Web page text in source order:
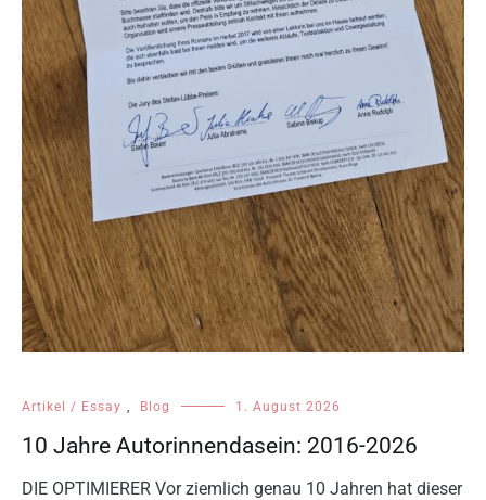
Artikel / Essay Blog 1. August 2026
10 Jahre Autorinnendasein: 2016-2026
DIE OPTIMIERER Vor ziemlich genau 10 Jahren hat dieser